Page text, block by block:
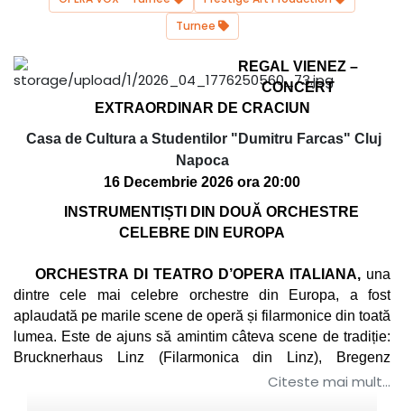
Turnee
REGAL VIENEZ –
CONCERT
EXTRAORDINAR DE CRACIUN
Casa de Cultura a Studentilor "Dumitru Farcas" Cluj
Napoca
16 Decembrie 2026 ora 20:00
INSTRUMENTIȘTI DIN DOUĂ ORCHESTRE
CELEBRE DIN EUROPA
ORCHESTRA DI TEATRO D’OPERA ITALIANA, una
dintre cele mai celebre orchestre din Europa, a fost
aplaudată pe marile scene de operă și filarmonice din toată
lumea. Este de ajuns să amintim câteva scene de tradiție:
Brucknerhaus Linz (Filarmonica din Linz), Bregenz
Festspielhaus (Filarmonica din Bregenz), Brunnenhof der
Citeste mai mult...